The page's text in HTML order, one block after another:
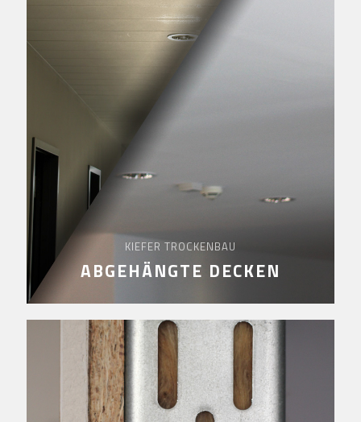
KIEFER TROCKENBAU
ABGEHÄNGTE DECKEN